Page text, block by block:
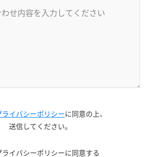
ライバシーポリシーに同意の上、
送信してください。
ライバシーポリシーに同意する